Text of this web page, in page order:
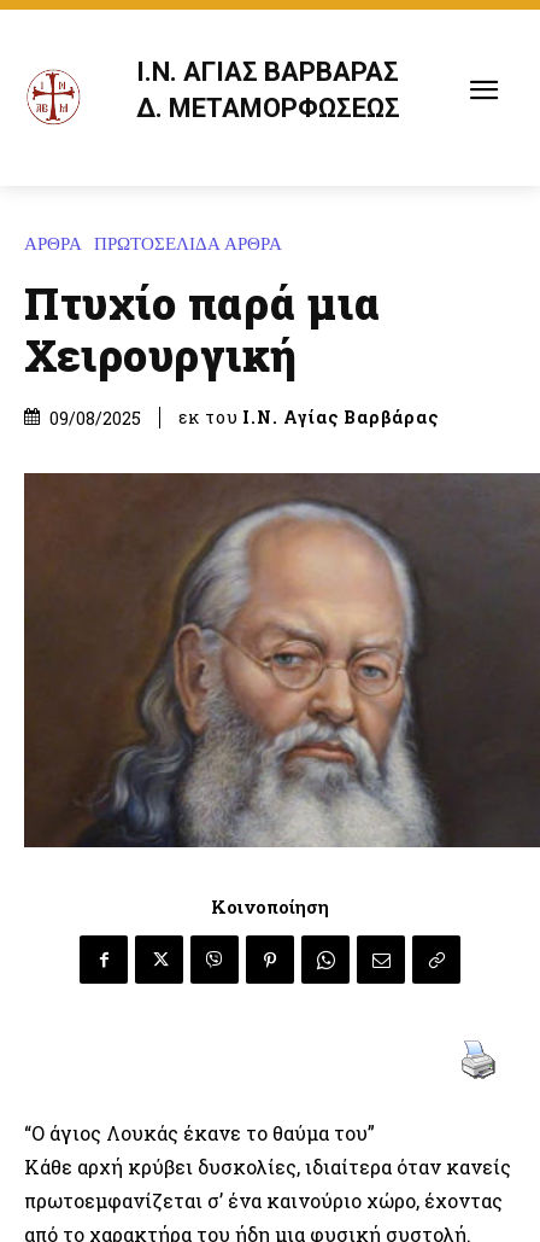
Ι.Ν. ΑΓΙΑΣ ΒΑΡΒΑΡΑΣ
Δ. ΜΕΤΑΜΟΡΦΩΣΕΩΣ
ΑΡΘΡΑ ΠΡΩΤΟΣΕΛΙΔΑ ΑΡΘΡΑ
Πτυχίο παρά μια
Χειρουργική
09/08/2025 εκ του Ι.Ν. Αγίας Βαρβάρας
Κοινοποίηση
“Ο άγιος Λουκάς έκανε το θαύμα του”
Κάθε αρχή κρύβει δυσκολίες, ιδιαίτερα όταν κανείς
πρωτοεμφανίζεται σ’ ένα καινούριο χώρο, έχοντας
από το χαρακτήρα του ήδη μια φυσική συστολή.